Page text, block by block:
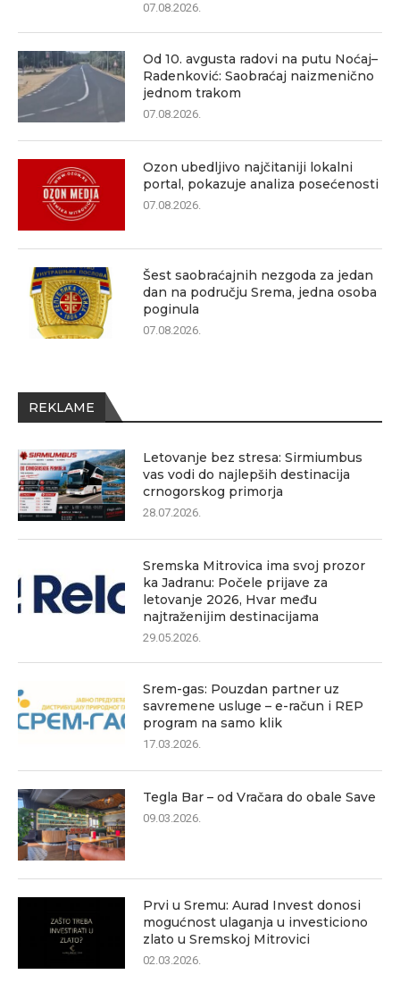
07.08.2026.
Od 10. avgusta radovi na putu Noćaj–
Radenković: Saobraćaj naizmenično
jednom trakom
07.08.2026.
Ozon ubedljivo najčitaniji lokalni
portal, pokazuje analiza posećenosti
07.08.2026.
Šest saobraćajnih nezgoda za jedan
dan na području Srema, jedna osoba
poginula
07.08.2026.
REKLAME
Letovanje bez stresa: Sirmiumbus
vas vodi do najlepših destinacija
crnogorskog primorja
28.07.2026.
Sremska Mitrovica ima svoj prozor
ka Jadranu: Počele prijave za
letovanje 2026, Hvar među
najtraženijim destinacijama
29.05.2026.
Srem-gas: Pouzdan partner uz
savremene usluge – e-račun i REP
program na samo klik
17.03.2026.
Tegla Bar – od Vračara do obale Save
09.03.2026.
Prvi u Sremu: Aurad Invest donosi
mogućnost ulaganja u investiciono
zlato u Sremskoj Mitrovici
02.03.2026.